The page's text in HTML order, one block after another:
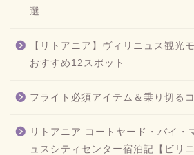
選
【リトアニア】ヴィリニュス観光
おすすめ12スポット
フライト必須アイテム＆乗り切る
リトアニア コートヤード・バイ・
ュスシティセンター宿泊記【ビリ